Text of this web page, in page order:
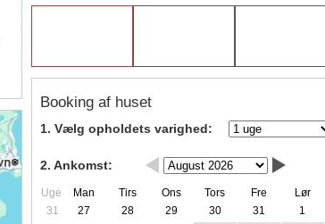
Booking af huset
1. Vælg opholdets varighed:
2. Ankomst:
Uge Man Tirs Ons Tors Fre Lør
31
27 28 29 30 31 1